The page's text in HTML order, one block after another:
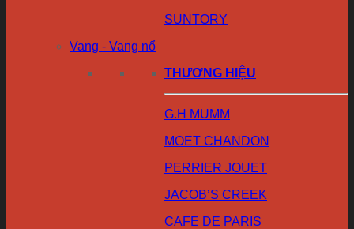
SUNTORY
Vang - Vang nổ
THƯƠNG HIỆU
G.H MUMM
MOET CHANDON
PERRIER JOUET
JACOB’S CREEK
CAFE DE PARIS